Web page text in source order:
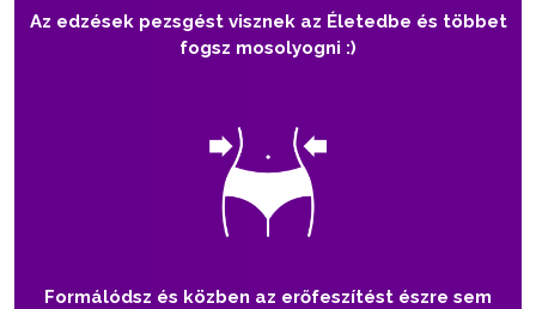
Az edzések pezsgést visznek az Életedbe és többet
fogsz mosolyogni :)
Formálódsz és közben az erőfeszítést észre sem